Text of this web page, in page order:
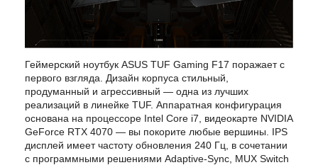
Геймерский ноутбук ASUS TUF Gaming F17 поражает с
первого взгляда. Дизайн корпуса стильный,
продуманный и агрессивный — одна из лучших
реализаций в линейке TUF. Аппаратная конфигурация
основана на процессоре Intel Core i7, видеокарте NVIDIA
GeForce RTX 4070 — вы покорите любые вершины. IPS
дисплей имеет частоту обновления 240 Гц, в сочетании
с программными решениями Adaptive-Sync, MUX Switch